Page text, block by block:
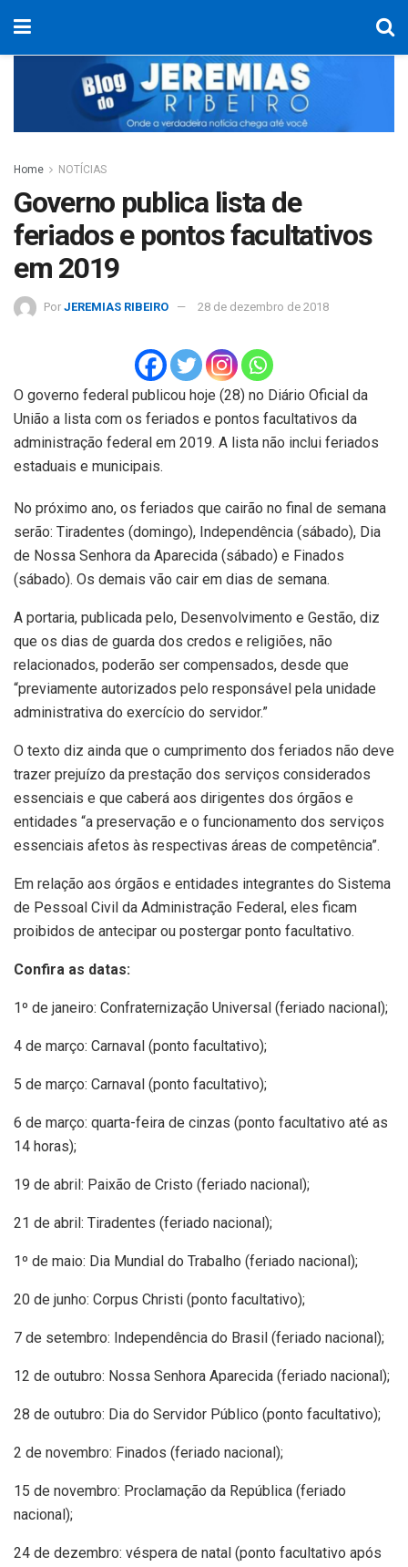
Home NOTÍCIAS
Governo publica lista de
feriados e pontos facultativos
em 2019
Por JEREMIAS RIBEIRO 28 de dezembro de 2018
O governo federal publicou hoje (28) no Diário Oficial da
União a lista com os feriados e pontos facultativos da
administração federal em 2019. A lista não inclui feriados
estaduais e municipais.
No próximo ano, os feriados que cairão no final de semana
serão: Tiradentes (domingo), Independência (sábado), Dia
de Nossa Senhora da Aparecida (sábado) e Finados
(sábado). Os demais vão cair em dias de semana.
A portaria, publicada pelo, Desenvolvimento e Gestão, diz
que os dias de guarda dos credos e religiões, não
relacionados, poderão ser compensados, desde que
“previamente autorizados pelo responsável pela unidade
administrativa do exercício do servidor.”
O texto diz ainda que o cumprimento dos feriados não deve
trazer prejuízo da prestação dos serviços considerados
essenciais e que caberá aos dirigentes dos órgãos e
entidades “a preservação e o funcionamento dos serviços
essenciais afetos às respectivas áreas de competência”.
Em relação aos órgãos e entidades integrantes do Sistema
de Pessoal Civil da Administração Federal, eles ficam
proibidos de antecipar ou postergar ponto facultativo.
Confira as datas:
1º de janeiro: Confraternização Universal (feriado nacional);
4 de março: Carnaval (ponto facultativo);
5 de março: Carnaval (ponto facultativo);
6 de março: quarta-feira de cinzas (ponto facultativo até as
14 horas);
19 de abril: Paixão de Cristo (feriado nacional);
21 de abril: Tiradentes (feriado nacional);
1º de maio: Dia Mundial do Trabalho (feriado nacional);
20 de junho: Corpus Christi (ponto facultativo);
7 de setembro: Independência do Brasil (feriado nacional);
12 de outubro: Nossa Senhora Aparecida (feriado nacional);
28 de outubro: Dia do Servidor Público (ponto facultativo);
2 de novembro: Finados (feriado nacional);
15 de novembro: Proclamação da República (feriado
nacional);
24 de dezembro: véspera de natal (ponto facultativo após